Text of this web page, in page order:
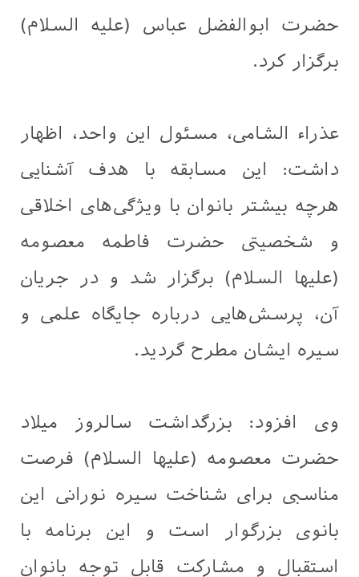
حضرت ابوالفضل عباس (علیه السلام)
برگزار کرد.
عذراء الشامی، مسئول این واحد، اظهار
داشت: این مسابقه با هدف آشنایی
هرچه بیشتر بانوان با ویژگی‌های اخلاقی
و شخصیتی حضرت فاطمه معصومه
(علیها السلام) برگزار شد و در جریان
آن، پرسش‌هایی درباره جایگاه علمی و
سیره ایشان مطرح گردید.
وی افزود: بزرگداشت سالروز میلاد
حضرت معصومه (علیها السلام) فرصت
مناسبی برای شناخت سیره نورانی این
بانوی بزرگوار است و این برنامه با
استقبال و مشارکت قابل توجه بانوان